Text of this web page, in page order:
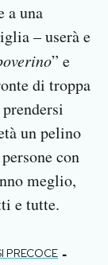
a una
– userà e
” e
di troppa
un pelino
con
meglio,
e tutte.
PRECOCE -